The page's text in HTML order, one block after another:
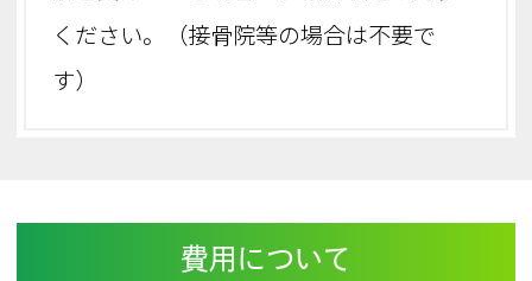
ください。（接骨院等の場合は不要で
す）
費用について